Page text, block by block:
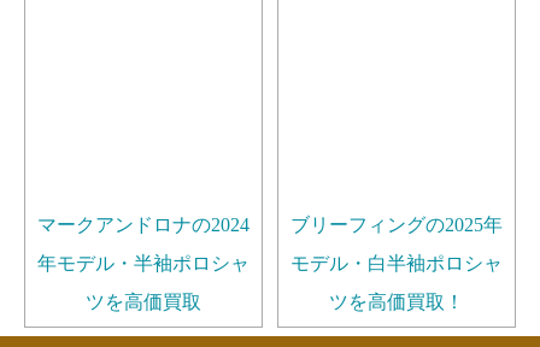
マークアンドロナの2024
年モデル・半袖ポロシャ
ツを高価買取
ブリーフィングの2025年
モデル・白半袖ポロシャ
ツを高価買取！